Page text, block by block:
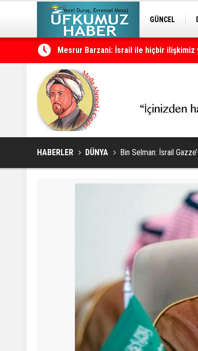
GÜNCEL
Cevdet Yılmaz: Türkiye süreci
HABERLER DÜNYA Bin Selman: İsrail